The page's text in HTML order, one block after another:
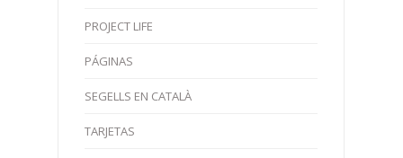
PROJECT LIFE
PÁGINAS
SEGELLS EN CATALÀ
TARJETAS